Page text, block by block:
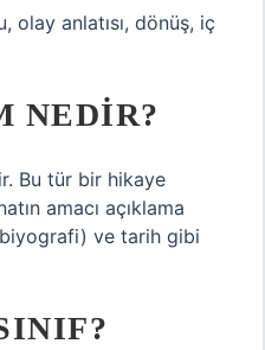
anlatısı, dönüş, iç
NEDIR?
Bu tür bir hikaye
amacı açıklama
ve tarih gibi